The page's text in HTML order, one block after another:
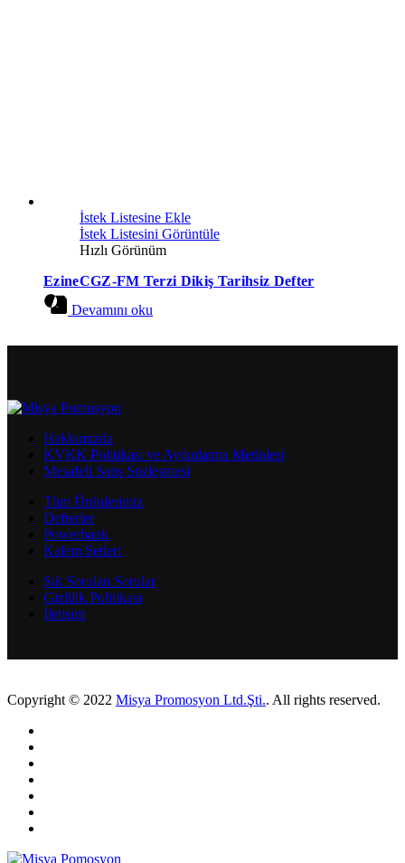
İstek Listesine Ekle
İstek Listesini Görüntüle
Hızlı Görünüm
EzineCGZ-FM Terzi Dikiş Tarihsiz Defter
Devamını oku
Hakkımızda
KVKK Politikası ve Aydınlatma Metinleri
Mesafeli Satış Sözleşmesi
Tüm Ürünlerimiz
Defterler
Powerbank
Kalem Setleri
Sık Sorulan Sorular
Gizlilik Politikası
İletişim
Copyright © 2022 Misya Promosyon Ltd.Şti.. All rights reserved.